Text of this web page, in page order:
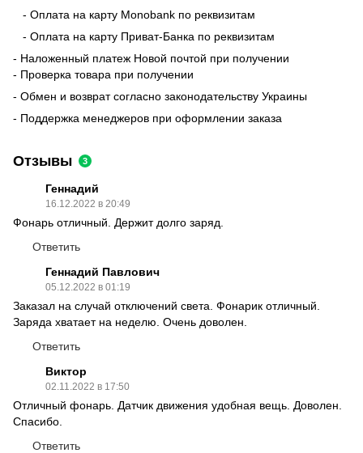
- Оплата на карту Monobank по реквизитам
- Оплата на карту Приват-Банка по реквизитам
- Наложенный платеж Новой почтой при получении
- Проверка товара при получении
- Обмен и возврат согласно законодательству Украины
- Поддержка менеджеров при оформлении заказа
Отзывы 3
Геннадий
16.12.2022 в 20:49
Фонарь отличный. Держит долго заряд.
Ответить
Геннадий Павлович
05.12.2022 в 01:19
Заказал на случай отключений света. Фонарик отличный.
Заряда хватает на неделю. Очень доволен.
Ответить
Виктор
02.11.2022 в 17:50
Отличный фонарь. Датчик движения удобная вещь. Доволен.
Спасибо.
Ответить